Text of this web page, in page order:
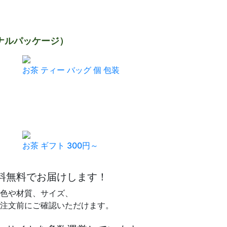
パッケージ）
お茶 ティー バッグ 個 包装
お茶 ギフト 300円～
無料でお届けします！
や材質、サイズ、
文前にご確認いただけます。